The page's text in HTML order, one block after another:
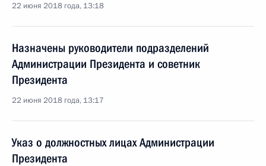
22 июня 2018 года, 13:18
Назначены руководители подразделений
Администрации Президента и советник
Президента
22 июня 2018 года, 13:17
Указ о должностных лицах Администрации
Президента